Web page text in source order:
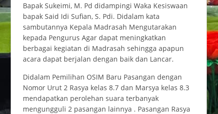
Bapak Sukeimi, M. Pd didampingi Waka Kesiswaan
bapak Said Idi Sufian, S. Pdi. Didalam kata
sambutannya Kepala Madrasah Mengutarakan
kepada Pengurus Agar dapat meningkatkan
berbagai kegiatan di Madrasah sehingga apapun
acara dapat berjalan dengan baik dan Lancar.
Didalam Pemilihan OSIM Baru Pasangan dengan
Nomor Urut 2 Rasya kelas 8.7 dan Marsya kelas 8.3
mendapatkan perolehan suara terbanyak
mengungguli 2 pasangan lainnya . Pasangan Rasya